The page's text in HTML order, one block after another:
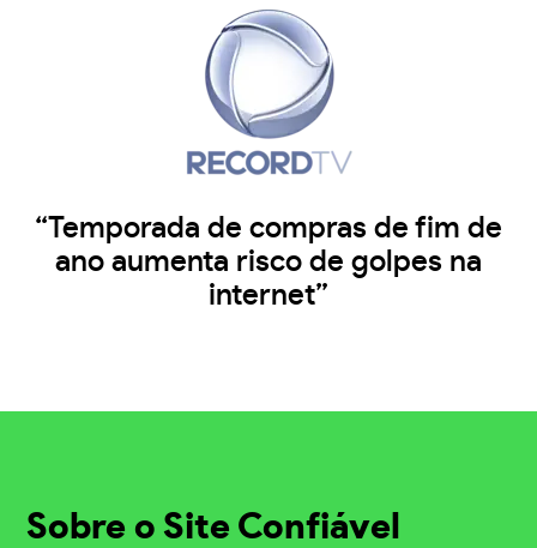
“Temporada de compras de fim de
ano aumenta risco de golpes na
internet”
Sobre o Site Confiável